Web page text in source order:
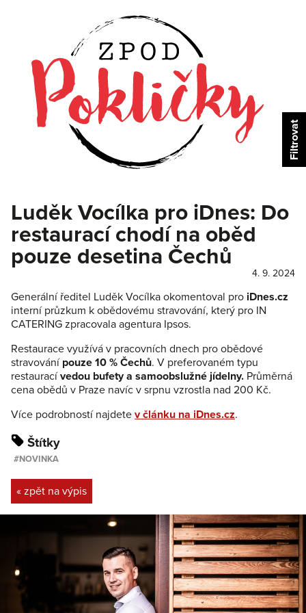
Luděk Vocílka pro iDnes: Do
restaurací chodí na oběd
pouze desetina Čechů
4. 9. 2024
Generální ředitel Luděk Vocílka okomentoval pro iDnes.cz
interní průzkum k obědovému stravování, který pro IN
CATERING zpracovala agentura Ipsos.
Restaurace využívá v pracovních dnech pro obědové
stravování pouze 10 % Čechů. V preferovaném typu
restauracívedou bufety a samoobslužné jídelny. Průměrná
cena obědů v Praze navíc v srpnu vzrostla nad 200 Kč.
Více podrobností najdete v článku na iDnes.cz.
Štítky
NOVINKA
« zpět na výpis